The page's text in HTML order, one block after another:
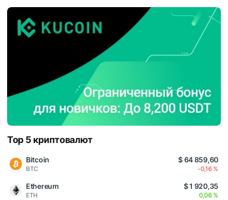
Top 5 криптовалют
Bitcoin
BTC
$ 64 859,60
-0,16 %
Ethereum
ETH
$ 1 920,35
0,06 %